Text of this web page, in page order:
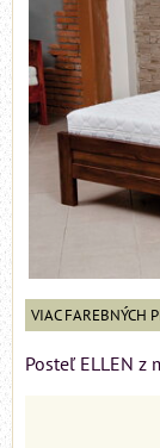
VIAC FAREBNÝCH
Posteľ ELLEN z